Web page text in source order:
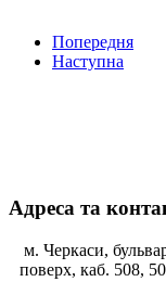
Попередня
Наступна
Адреса та
м. Черкаси,
поверх, каб. 508,